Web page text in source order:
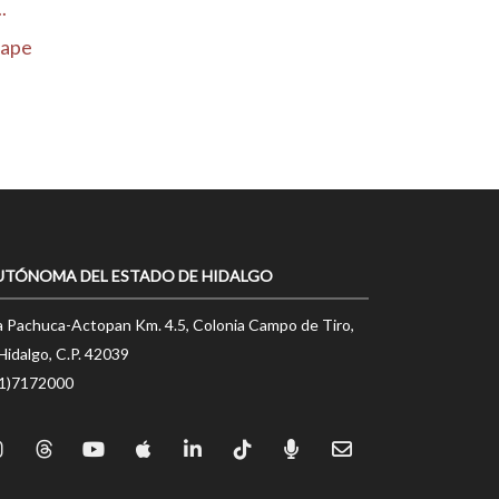
DEL ESTADO DE HIDALGO
Actopan Km. 4.5, Colonia Campo de Tiro,
C.P. 42039